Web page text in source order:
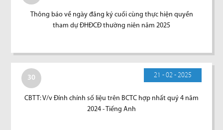
Thông báo về ngày đăng ký cuối cùng thực hiện quyền
tham dự ĐHĐCĐ thường niên năm 2025
30 21 - 02 - 2025
CBTT: V/v Đính chính số liệu trên BCTC hợp nhất quý 4 năm
2024 - Tiếng Anh